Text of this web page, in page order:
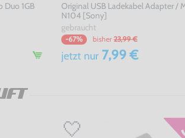
Duo 1GB
Original USB Ladekabel Adapter /
N104 [Sony]
gebraucht
-67% bisher 23,99 €
jetzt nur 7,99 €